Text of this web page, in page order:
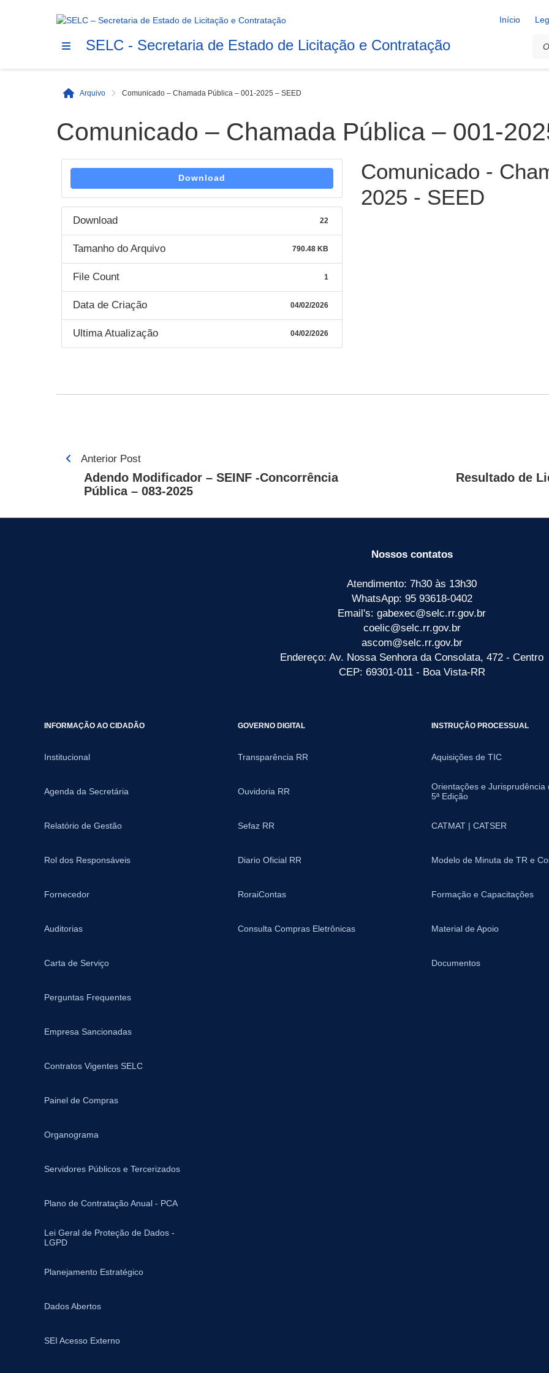
Início
SELC - Secretaria de Estado de Licitação e Contratação
Início
Arquivo Comunicado – Chamada Pública – 001-2025 – SEED
Comunicado – Chamada Pública – 001-
Download
Download 22
Tamanho do Arquivo 790.48 KB
File Count 1
Data de Criação 04/02/2026
Ultima Atualização 04/02/2026
Comunicado -
2025 - SEED
Navegação
Anterior Post
Adendo Modificador – SEINF -Concorrência
Pública – 083-2025
Resultado de
Nossos contatos
Atendimento: 7h30 às 13h30
WhatsApp: 95 93618-0402
Email's: gabexec@selc.rr.gov.br
coelic@selc.rr.gov.br
ascom@selc.rr.gov.br
Endereço: Av. Nossa Senhora da Consolata, 472 - Centro
CEP: 69301-011 - Boa Vista-RR
INFORMAÇÃO AO CIDADÃO
Institucional
Agenda da Secretária
Relatório de Gestão
Rol dos Responsáveis
Fornecedor
Auditorias
Carta de Serviço
Perguntas Frequentes
Empresa Sancionadas
Contratos Vigentes SELC
Painel de Compras
Organograma
Servidores Públicos e Tercerizados
Plano de Contratação Anual - PCA
Lei Geral de Proteção de Dados -
LGPD
Planejamento Estratégico
Dados Abertos
SEI Acesso Externo
GOVERNO DIGITAL
Transparência RR
Ouvidoria RR
Sefaz RR
Diario Oficial RR
RoraiContas
Consulta Compras Eletrônicas
INSTRUÇÃO PROCESSUAL
Aquisições de TIC
Orientações e Jurisprudência
5ª Edição
CATMAT | CATSER
Modelo de Minuta de TR e
Formação e Capacitações
Material de Apoio
Documentos